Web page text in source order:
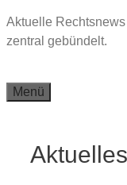
Zum
Inhalt
Aktuelle
zentral gebündelt.
Menü